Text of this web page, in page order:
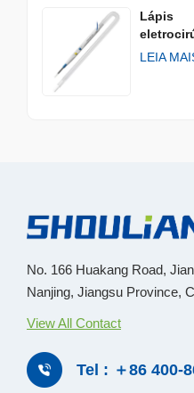
Lápis
LEIA
No. 166 Huakang Road,
Nanjing, Jiangsu Province,
View All Contact
Tel : ＋86 400-